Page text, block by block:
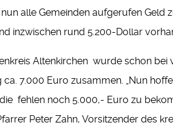
alle Gemeinden aufgerufen
inzwischen rund 5.200-Dollar
Altenkirchen wurde schon bei
ca. 7.000 Euro zusammen. „Nun
fehlen noch 5.000,- Euro zu
Peter Zahn, Vorsitzender des